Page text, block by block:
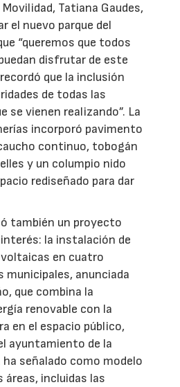
Tatiana Gaudes,
el nuevo parque del
“queremos que todos
disfrutar de este
que la inclusión
de todas las
se vienen realizando”. La
incorporó pavimento
continuo, tobogán
y un columpio nido
rediseñado para dar
también un proyecto
la instalación de
en cuatro
anunciada
que combina la
renovable con la
en el espacio público,
ayuntamiento de la
señalado como modelo
incluidas las